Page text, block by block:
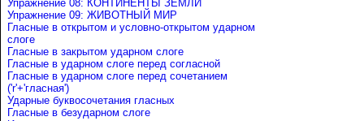
Упражнение 08: КОНТИНЕНТЫ ЗЕМЛИ
Упражнение 09: ЖИВОТНЫЙ МИР
Гласные в открытом и условно-открытом ударном
слоге
Гласные в закрытом ударном слоге
Гласные в ударном слоге перед согласной
Гласные в ударном слоге перед сочетанием
('r'+'гласная')
Ударные буквосочетания гласных
Гласные в безударном слоге